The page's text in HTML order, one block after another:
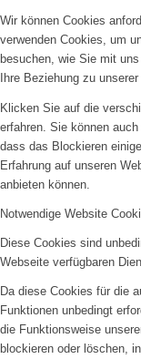
Wir können Cookies
verwenden Cookies, um
besuchen, wie Sie mit
Ihre Beziehung zu
Klicken Sie auf die
erfahren. Sie können
dass das Blockieren
Erfahrung auf unseren
anbieten können.
Notwendige Website
Diese Cookies sind
Webseite verfügbaren
Da diese Cookies für die
Funktionen unbedingt
die Funktionsweise
blockieren oder löschen,